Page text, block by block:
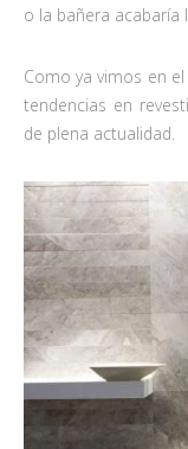
o la bañera
Como ya vimos en
tendencias en
de plena actualidad.